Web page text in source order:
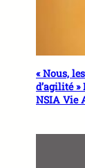
« Nous,
d’agilité
NSIA Vie